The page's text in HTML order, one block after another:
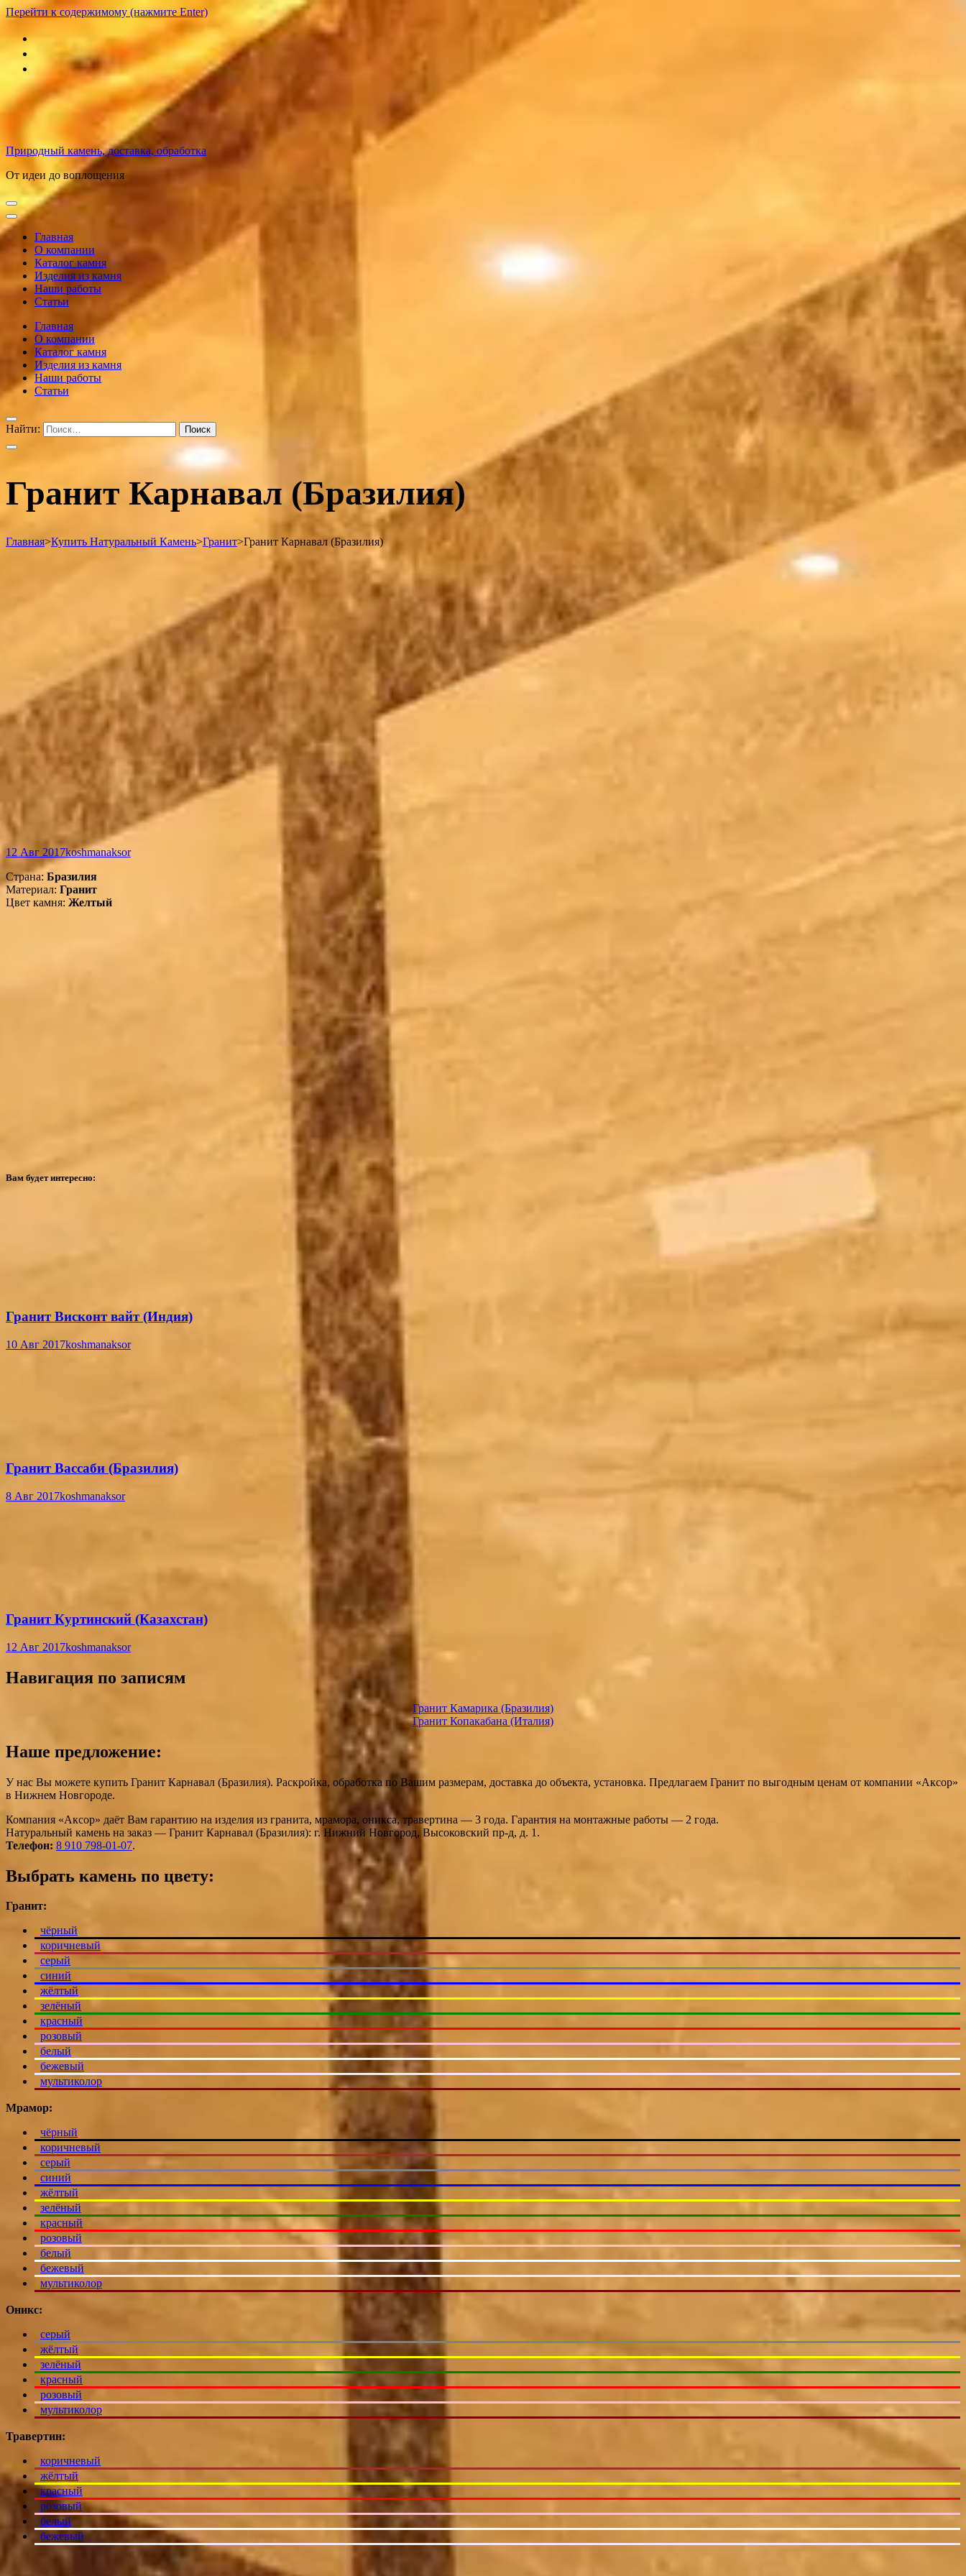
Перейти к содержимому (нажмите Enter)
Природный камень, доставка, обработка
От идеи до воплощения
Главная
О компании
Каталог камня
Изделия из камня
Наши работы
Статьи
Главная
О компании
Каталог камня
Изделия из камня
Наши работы
Статьи
Найти:
Гранит Карнавал (Бразилия)
Главная>Купить Натуральный Камень>Гранит>Гранит Карнавал (Бразилия)
12 Авг 2017koshmanaksor
Страна: Бразилия
Материал: Гранит
Цвет камня: Желтый
Вам будет интересно:
Гранит Висконт вайт (Индия)
10 Авг 2017koshmanaksor
Гранит Вассаби (Бразилия)
8 Авг 2017koshmanaksor
Гранит Куртинский (Казахстан)
12 Авг 2017koshmanaksor
Навигация по записям
Гранит Камарика (Бразилия)
Гранит Копакабана (Италия)
Наше предложение:
У нас Вы можете купить Гранит Карнавал (Бразилия). Раскройка, обработка по Вашим размерам, доставка до объекта, установка. Предлагаем Гранит по выгодным ценам от компании «Аксор»
в Нижнем Новгороде.
Компания «Аксор» даёт Вам гарантию на изделия из гранита, мрамора, оникса, травертина — 3 года. Гарантия на монтажные работы — 2 года.
Натуральный камень на заказ — Гранит Карнавал (Бразилия): г. Нижний Новгород, Высоковский пр-д, д. 1.
Телефон: 8 910 798-01-07.
Выбрать камень по цвету:
Гранит:
чёрный
коричневый
серый
синий
жёлтый
зелёный
красный
розовый
белый
бежевый
мультиколор
Мрамор:
чёрный
коричневый
серый
синий
жёлтый
зелёный
красный
розовый
белый
бежевый
мультиколор
Оникс:
серый
жёлтый
зелёный
красный
розовый
мультиколор
Травертин:
коричневый
жёлтый
красный
розовый
белый
бежевый